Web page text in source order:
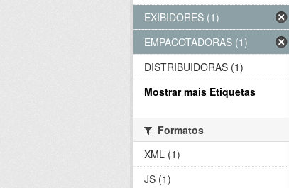
EXIBIDORES (1)
EMPACOTADORAS (1)
DISTRIBUIDORAS (1)
Mostrar mais Etiquetas
Formatos
XML (1)
JS (1)